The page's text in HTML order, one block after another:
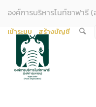
องค์การบริหารไนท์ซาฟารี
เข้าระบบ สร้างบัญชี